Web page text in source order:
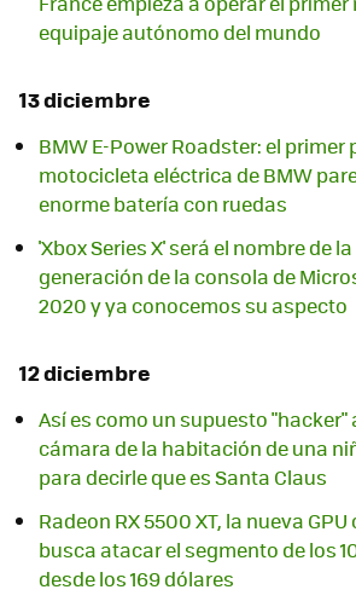
equipaje autónomo del mundo
13 diciembre
BMW E-Power Roadster: el
motocicleta eléctrica de BMW
enorme batería con ruedas
'Xbox Series X' será el nombre de
generación de la consola de
2020 y ya conocemos su aspecto
12 diciembre
Así es como un supuesto "hacker"
cámara de la habitación de una
para decirle que es Santa Claus
Radeon RX 5500 XT, la nueva
busca atacar el segmento de los
desde los 169 dólares